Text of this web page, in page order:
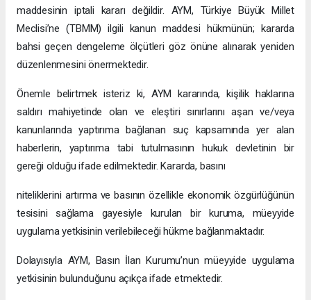
maddesinin iptali kararı değildir. AYM, Türkiye Büyük Millet
Meclisi’ne (TBMM) ilgili kanun maddesi hükmünün; kararda
bahsi geçen dengeleme ölçütleri göz önüne alınarak yeniden
düzenlenmesini önermektedir.
Önemle belirtmek isteriz ki, AYM kararında, kişilik haklarına
saldırı mahiyetinde olan ve eleştiri sınırlarını aşan ve/veya
kanunlarında yaptırıma bağlanan suç kapsamında yer alan
haberlerin, yaptırıma tabi tutulmasının hukuk devletinin bir
gereği olduğu ifade edilmektedir. Kararda, basını
niteliklerini artırma ve basının özellikle ekonomik özgürlüğünün
tesisini sağlama gayesiyle kurulan bir kuruma, müeyyide
uygulama yetkisinin verilebileceği hükme bağlanmaktadır.
Dolayısıyla AYM, Basın İlan Kurumu’nun müeyyide uygulama
yetkisinin bulunduğunu açıkça ifade etmektedir.